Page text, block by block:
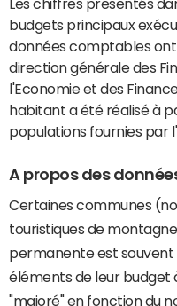
Les chiffres présentés
budgets principaux
données comptables
direction générale des
l'Economie et des
habitant a été réalisé à
populations fournies par
A propos des
Certaines communes
touristiques de
permanente est
éléments de leur budget
"majoré" en fonction du